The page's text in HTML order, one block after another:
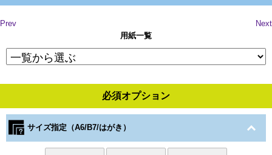
Prev
Next
用紙一覧
必須オプション
サイズ指定（A6/B7/はがき）